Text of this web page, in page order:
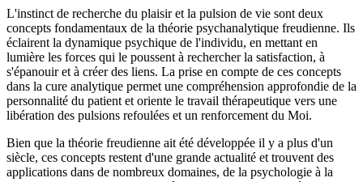
L'instinct de recherche du plaisir et la pulsion de vie sont deux
concepts fondamentaux de la théorie psychanalytique freudienne. Ils
éclairent la dynamique psychique de l'individu, en mettant en
lumière les forces qui le poussent à rechercher la satisfaction, à
s'épanouir et à créer des liens. La prise en compte de ces concepts
dans la cure analytique permet une compréhension approfondie de la
personnalité du patient et oriente le travail thérapeutique vers une
libération des pulsions refoulées et un renforcement du Moi.
Bien que la théorie freudienne ait été développée il y a plus d'un
siècle, ces concepts restent d'une grande actualité et trouvent des
applications dans de nombreux domaines, de la psychologie à la